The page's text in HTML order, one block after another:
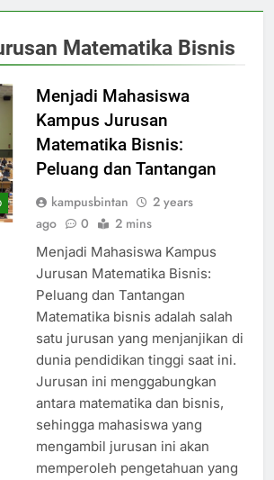
Matematika Bisnis
Menjadi Mahasiswa
Kampus Jurusan
Matematika Bisnis:
Peluang dan Tantangan
kampusbintan
2 years
ago
0 2 mins
Menjadi Mahasiswa Kampus
Jurusan Matematika Bisnis:
Peluang dan Tantangan
Matematika bisnis adalah salah
satu jurusan yang menjanjikan di
dunia pendidikan tinggi saat ini.
Jurusan ini menggabungkan
antara matematika dan bisnis,
sehingga mahasiswa yang
mengambil jurusan ini akan
memperoleh pengetahuan yang